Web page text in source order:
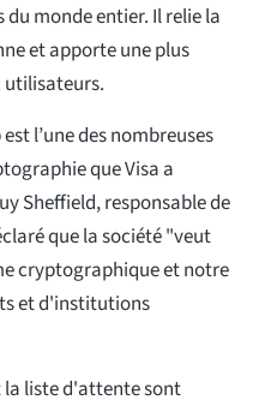
monde entier. Il relie la
et apporte une plus
utilisateurs.
l’une des nombreuses
que Visa a
Sheffield, responsable de
que la société "veut
cryptographique et notre
et d'institutions
liste d'attente sont